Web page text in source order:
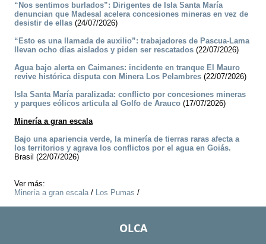
“Nos sentimos burlados”: Dirigentes de Isla Santa María
denuncian que Madesal acelera concesiones mineras en vez de
desistir de ellas (24/07/2026)
“Esto es una llamada de auxilio”: trabajadores de Pascua-Lama
llevan ocho días aislados y piden ser rescatados (22/07/2026)
Agua bajo alerta en Caimanes: incidente en tranque El Mauro
revive histórica disputa con Minera Los Pelambres (22/07/2026)
Isla Santa María paralizada: conflicto por concesiones mineras
y parques eólicos articula al Golfo de Arauco (17/07/2026)
Minería a gran escala
Bajo una apariencia verde, la minería de tierras raras afecta a
los territorios y agrava los conflictos por el agua en Goiás.
Brasil (22/07/2026)
Ver más:
Minería a gran escala/ Los Pumas /
OLCA